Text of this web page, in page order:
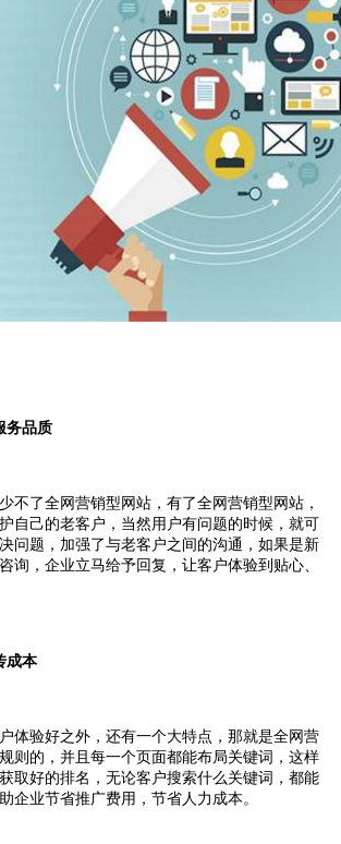
务品质
了全网营销型网站，有了全网营销型网站，
自己的老客户，当然用户有问题的时候，就可
问题，加强了与老客户之间的沟通，如果是新
询，企业立马给予回复，让客户体验到贴心、
成本
验好之外，还有一个大特点，那就是全网营
则的，并且每一个页面都能布局关键词，这样
取好的排名，无论客户搜索什么关键词，都能
企业节省推广费用，节省人力成本。